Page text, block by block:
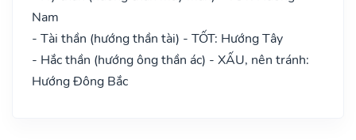
Nam
- Tài thần (hướng thần tài) - TỐT: Hướng Tây
- Hắc thần (hướng ông thần ác) - XẤU, nên tránh:
Hướng Đông Bắc